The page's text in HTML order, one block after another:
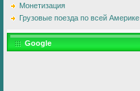
Монетизация
Грузовые поезда по всей Америке
Google